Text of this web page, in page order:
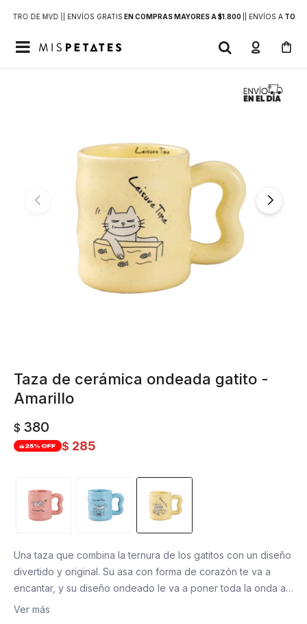
DE MVD | | ENVÍOS GRATIS EN COMPRAS MAYORES A $1.800 | ENVÍOS ATODO

Taza de cerámica ondeada gatito -
Amarillo
$ 380
$ 285
Una taza que combina la ternura de los gatitos con un diseño
divertido y original. Su asa con forma de corazón te va a
encantar, y su diseño ondeado le va a poner toda la onda a
tus infusiones favoritas.
Ver más